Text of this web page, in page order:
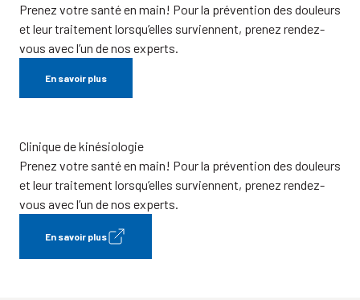
Prenez votre santé en main! Pour la prévention des douleurs
et leur traitement lorsqu’elles surviennent, prenez rendez-
vous avec l’un de nos experts.
En savoir plus
Clinique de kinésiologie
Prenez votre santé en main! Pour la prévention des douleurs
et leur traitement lorsqu’elles surviennent, prenez rendez-
vous avec l’un de nos experts.
En savoir plus